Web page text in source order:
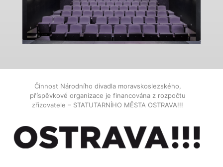
Činnost Národního divadla moravskoslezského,
příspěvkové organizace je financována z rozpočtu
zřizovatele – STATUTARNÍHO MĚSTA OSTRAVA!!!